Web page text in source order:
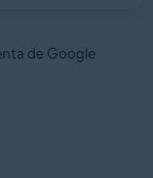
de Google